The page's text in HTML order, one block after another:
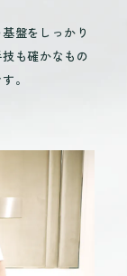
盤をしっかり
も確かなもの
。